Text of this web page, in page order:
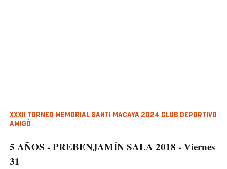
XXXII TORNEO MEMORIAL SANTI MACAYA 2024 CLUB DEPORTIVO
AMIGÓ
5 AÑOS - PREBENJAMÍN SALA 2018 - Viernes
31